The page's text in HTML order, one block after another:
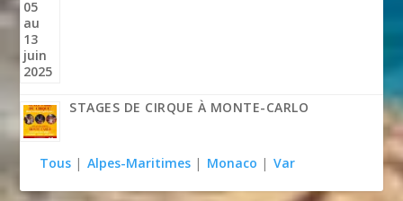
STAGES DE CIRQUE À MONTE-CARLO
Tous | Alpes-Maritimes | Monaco | Var